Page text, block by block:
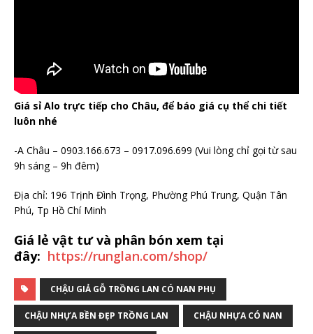
Giá sỉ Alo trực tiếp cho Châu, để báo giá cụ thể chi tiết
luôn nhé
-A Châu – 0903.166.673 – 0917.096.699 (Vui lòng chỉ gọi từ sau
9h sáng – 9h đêm)
Địa chỉ: 196 Trịnh Đình Trọng, Phường Phú Trung, Quận Tân
Phú, Tp Hồ Chí Minh
Giá lẻ vật tư và phân bón xem tại
đây: https://runglan.com/shop/
CHẬU GIẢ GỖ TRỒNG LAN CÓ NAN PHỤ
CHẬU NHỰA BỀN ĐẸP TRỒNG LAN CHẬU NHỰA CÓ NAN